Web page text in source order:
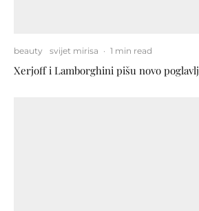
beauty svijet mirisa · 1 min read
Xerjoff i Lamborghini pišu novo